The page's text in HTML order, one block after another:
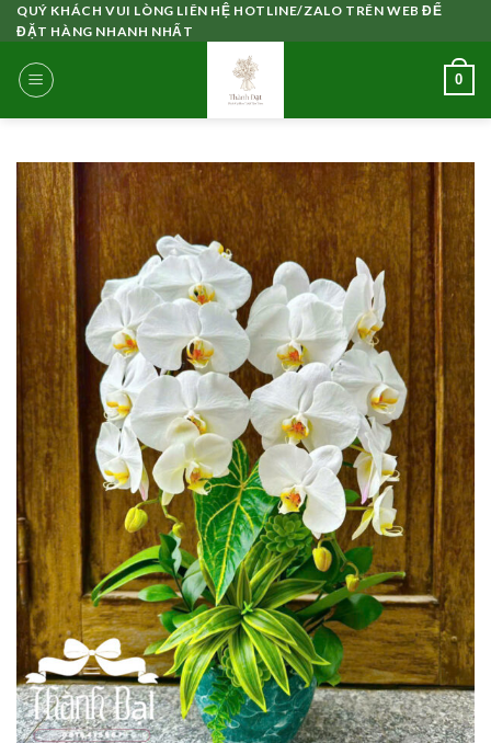
Skip
to
content
QUÝ KHÁCH VUI LÒNG LIÊN HỆ HOTLINE/ZALO TRÊN WEB ĐỂ
ĐẶT HÀNG NHANH NHẤT
0